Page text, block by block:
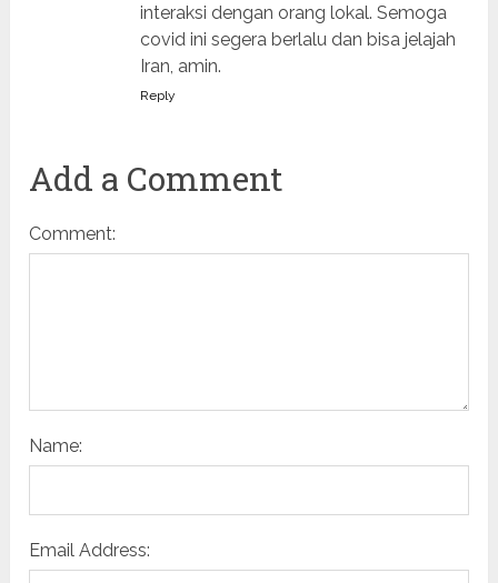
interaksi dengan orang lokal. Semoga
covid ini segera berlalu dan bisa jelajah
Iran, amin.
Reply
Add a Comment
Comment:
Name:
Email Address: